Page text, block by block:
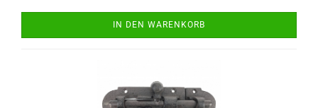
IN DEN WARENKORB